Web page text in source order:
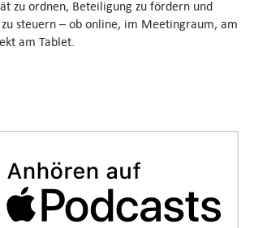
zu ordnen, Beteiligung zu fördern und
steuern – ob online, im Meetingraum, am
am Tablet.